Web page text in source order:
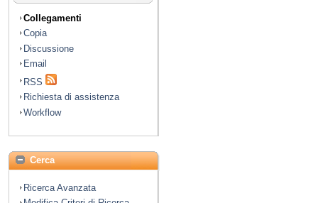
Collegamenti
Copia
Discussione
Email
RSS
Richiesta di assistenza
Workflow
Cerca
Ricerca Avanzata